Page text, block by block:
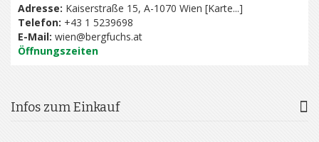
Adresse: Kaiserstraße 15, A-1070 Wien [Karte...]
Telefon: +43 1 5239698
E-Mail: wien@bergfuchs.at
Öffnungszeiten
Infos zum Einkauf